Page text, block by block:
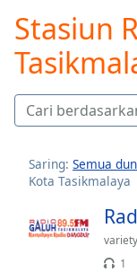
Skip
Forward
Mute
Current
Time0:00
Loaded:
0.00%
TypeLIVE
Seek to
Stasiun
Saring: Semua
Kota Tasikmalaya
variety
1